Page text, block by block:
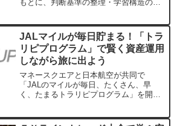
もとに、判断基準の整理・学習構造の観
JALマイルが毎日貯まる！「トラ
リピプログラム」で賢く資産運用
しながら旅に出よう
マネースクエアと日本航空が共同で
「JALのマイルが毎日、たくさん、早
く、たまるトラリピプログラム」を開始
に獲得でき、JALカード保有者にはさら